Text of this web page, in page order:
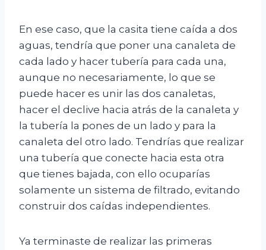
En ese caso, que la casita tiene caída a dos
aguas, tendría que poner una canaleta de
cada lado y hacer tubería para cada una,
aunque no necesariamente, lo que se
puede hacer es unir las dos canaletas,
hacer el declive hacia atrás de la canaleta y
la tubería la pones de un lado y para la
canaleta del otro lado. Tendrías que realizar
una tubería que conecte hacia esta otra
que tienes bajada, con ello ocuparías
solamente un sistema de filtrado, evitando
construir dos caídas independientes.
Ya terminaste de realizar las primeras